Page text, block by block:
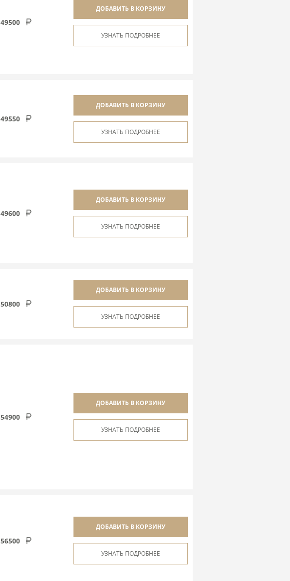
49500
ДОБАВИТЬ В КОРЗИНУ
УЗНАТЬ ПОДРОБНЕЕ
49550
ДОБАВИТЬ В КОРЗИНУ
УЗНАТЬ ПОДРОБНЕЕ
49600
ДОБАВИТЬ В КОРЗИНУ
УЗНАТЬ ПОДРОБНЕЕ
50800
ДОБАВИТЬ В КОРЗИНУ
УЗНАТЬ ПОДРОБНЕЕ
54900
ДОБАВИТЬ В КОРЗИНУ
УЗНАТЬ ПОДРОБНЕЕ
56500
ДОБАВИТЬ В КОРЗИНУ
УЗНАТЬ ПОДРОБНЕЕ